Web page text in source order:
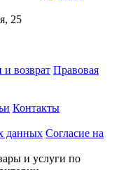
25
возврат Правовая
Контакты
данных Согласие на
и услуги по